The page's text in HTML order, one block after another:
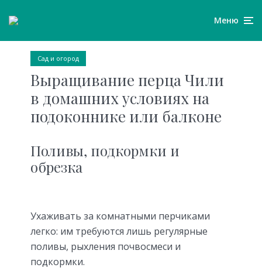
Меню
Сад и огород
Выращивание перца Чили
в домашних условиях на
подоконнике или балконе
Поливы, подкормки и
обрезка
Ухаживать за комнатными перчиками
легко: им требуются лишь регулярные
поливы, рыхления почвосмеси и
подкормки.